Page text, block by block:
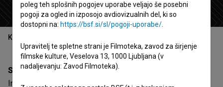
Kazalo
Sinopsis
In ko enkrat bom umrl je slovenski igrani video spot.
poleg teh splošnih pogojev uporabe veljajo še posebni
pogoji za ogled in izposojo avdiovizualnih del, ki so
dostopni na: https://bsf.si/sl/pogoji-uporabe/
Upravitelj te spletne strani je Filmoteka, zavod za širjenje
filmske kulture, Veselova 13, 1000 Ljubljana (v
nadaljevanju: Zavod Filmoteka).